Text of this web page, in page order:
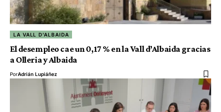
LA VALL D'ALBAIDA
El desempleo cae un 0,17 % en la Vall d’Albaida gracias
a Olleria y Albaida
PorAdrián Lupiáñez